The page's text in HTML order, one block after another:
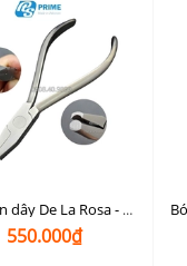
Kìm uốn dây De La Rosa - Kìm Delarosa chỉnh nha
550.000₫